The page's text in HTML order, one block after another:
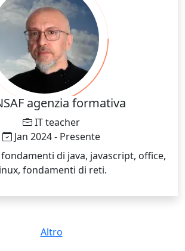
agenzia formativa
IT teacher
Jan 2024 - Presente
di java, javascript, office,
fondamenti di reti.
Altro